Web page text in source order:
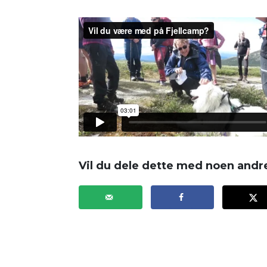
Vil du dele dette med noen